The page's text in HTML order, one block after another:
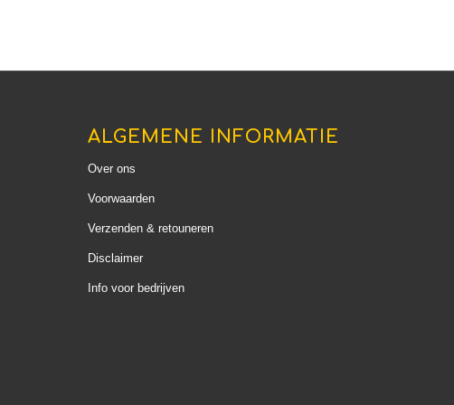
ALGEMENE INFORMATIE
Over ons
Voorwaarden
Verzenden & retouneren
Disclaimer
Info voor bedrijven